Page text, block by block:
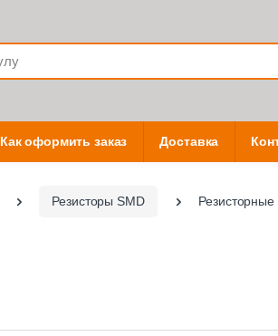
Как оформить заказ Доставка
Резисторы SMD Резисторные